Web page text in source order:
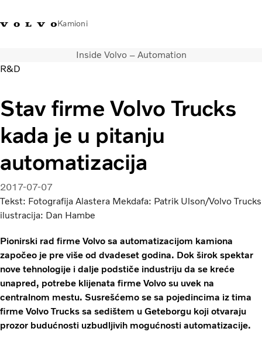
Kamioni
Volvo Trucks Srbija - kontaktiVolvo Trucks prodavnicaPrijavljivanje
Transportna rešenja
Kamioni
Usluge
Kampanje
Dealer locator
Vesti
O nama
Volvo Truck Builder
Javite nam se
Inside Volvo – Automation
R&D
Stav firme Volvo Trucks
kada je u pitanju
automatizacija
2017-07-07
Tekst: Fotografija Alastera Mekdafa: Patrik Ulson/Volvo Trucks
ilustracija: Dan Hambe
Pionirski rad firme Volvo sa automatizacijom kamiona
započeo je pre više od dvadeset godina. Dok širok spektar
nove tehnologije i dalje podstiče industriju da se kreće
unapred, potrebe klijenata firme Volvo su uvek na
centralnom mestu. Susrešćemo se sa pojedincima iz tima
firme Volvo Trucks sa sedištem u Geteborgu koji otvaraju
prozor budućnosti uzbudljivih mogućnosti automatizacije.